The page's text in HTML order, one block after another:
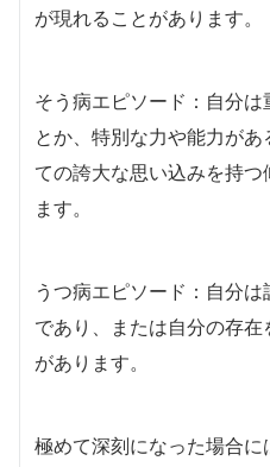
が現れることがあります。
そう病エピソード：自分
とか、特別な力や能力が
ての誇大な思い込みを持
ます。
うつ病エピソード：自分
であり、または自分の存
があります。
極めて深刻になった場合